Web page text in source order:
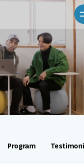
Program